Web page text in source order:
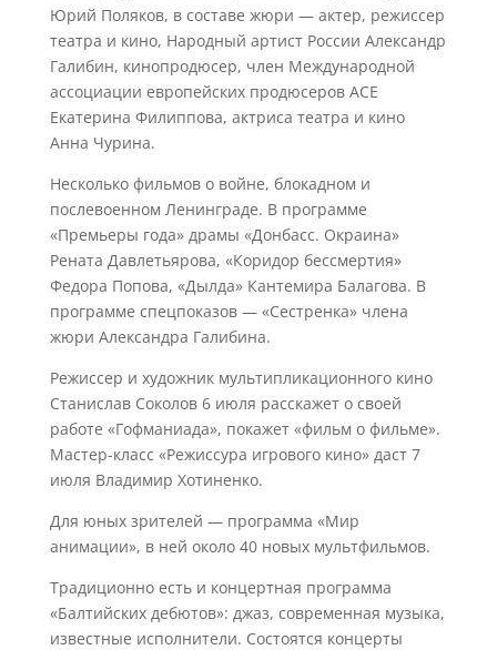
Юрий Поляков, в составе жюри — актер, режиссер
театра и кино, Народный артист России Александр
Галибин, кинопродюсер, член Международной
ассоциации европейских продюсеров ACE
Екатерина Филиппова, актриса театра и кино
Анна Чурина.
Несколько фильмов о войне, блокадном и
послевоенном Ленинграде. В программе
«Премьеры года» драмы «Донбасс. Окраина»
Рената Давлетьярова, «Коридор бессмертия»
Федора Попова, «Дылда» Кантемира Балагова. В
программе спецпоказов — «Сестренка» члена
жюри Александра Галибина.
Режиссер и художник мультипликационного кино
Станислав Соколов 6 июля расскажет о своей
работе «Гофманиада», покажет «фильм о фильме».
Мастер-класс «Режиссура игрового кино» даст 7
июля Владимир Хотиненко.
Для юных зрителей — программа «Мир
анимации», в ней около 40 новых мультфильмов.
Традиционно есть и концертная программа
«Балтийских дебютов»: джаз, современная музыка,
известные исполнители. Состоятся концерты